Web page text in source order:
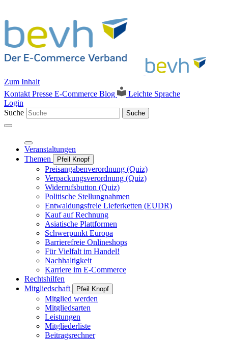
Zum Inhalt
Kontakt Presse E-Commerce Blog
Leichte Sprache
Login
Suche
Suche
Veranstaltungen
Themen
Pfeil Knopf
Preisangabenverordnung (Quiz)
Verpackungsverordnung (Quiz)
Widerrufsbutton (Quiz)
Politische Stellungnahmen
Entwaldungsfreie Lieferketten (EUDR)
Kauf auf Rechnung
Asiatische Plattformen
Schwerpunkt Europa
Barrierefreie Onlineshops
Für Vielfalt im Handel!
Nachhaltigkeit
Karriere im E-Commerce
Rechtshilfen
Mitgliedschaft
Pfeil Knopf
Mitglied werden
Mitgliedsarten
Leistungen
Mitgliederliste
Beitragsrechner